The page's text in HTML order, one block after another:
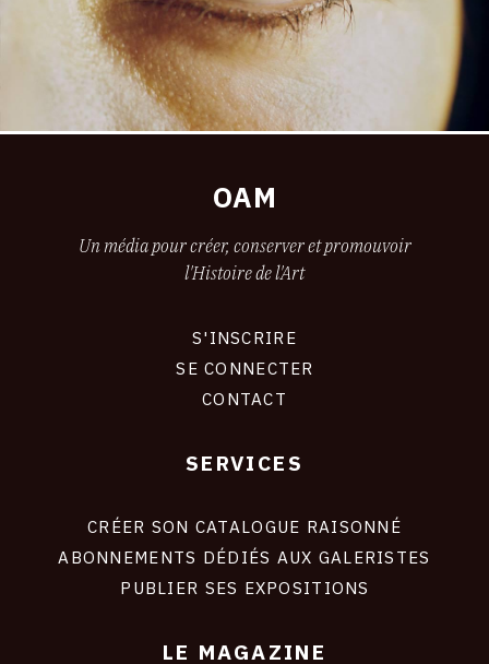
OAM
Un média pour créer, conserver et promouvoir
l'Histoire de l'Art
S'INSCRIRE
SE CONNECTER
CONTACT
SERVICES
CRÉER SON CATALOGUE RAISONNÉ
ABONNEMENTS DÉDIÉS AUX GALERISTES
PUBLIER SES EXPOSITIONS
LE MAGAZINE